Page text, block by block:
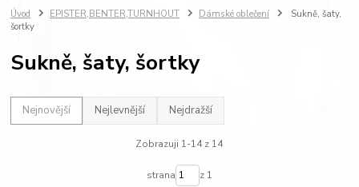
Úvod EPISTER,BENTER,TURNHOUT Dámské oblečení
Sukně, šaty,
šortky
Sukně, šaty, šortky
Nejnovější Nejlevnější Nejdražší
Zobrazuji 1-14 z 14
strana z 1